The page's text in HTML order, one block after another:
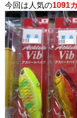
今回は人気の1091